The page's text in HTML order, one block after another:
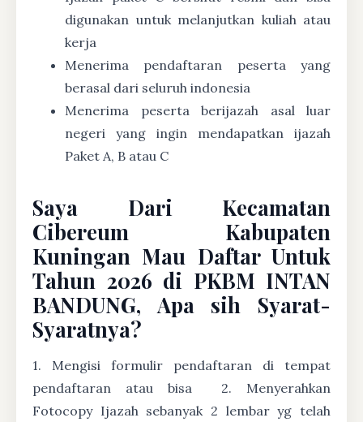
digunakan untuk melanjutkan kuliah atau
kerja
Menerima pendaftaran peserta yang
berasal dari seluruh indonesia
Menerima peserta berijazah asal luar
negeri yang ingin mendapatkan ijazah
Paket A, B atau C
Saya Dari Kecamatan
Cibereum Kabupaten
Kuningan Mau Daftar Untuk
Tahun 2026 di PKBM INTAN
BANDUNG, Apa sih Syarat-
Syaratnya?
1. Mengisi formulir pendaftaran di tempat
pendaftaran atau bisa
2. Menyerahkan
Fotocopy Ijazah sebanyak 2 lembar yg telah